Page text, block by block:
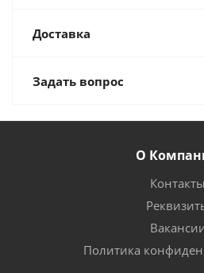
Доставка
Задать вопрос
О
Контакты
Политика